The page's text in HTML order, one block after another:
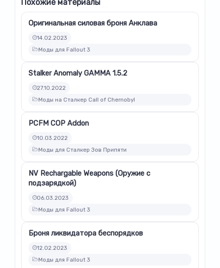
Похожие материалы
Оригинальная силовая броня Анклава
14.02.2023
Моды для Fallout 3
Stalker Anomaly GAMMA 1.5.2
27.10.2022
Моды на Сталкер Call of Chernobyl
PCFM COP Addon
10.03.2022
Моды для Сталкер Зов Припяти
NV Rechargable Weapons (Оружие с
подзарядкой)
06.03.2023
Моды для Fallout 3
Броня ликвидатора беспорядков
12.02.2023
Моды для Fallout 3